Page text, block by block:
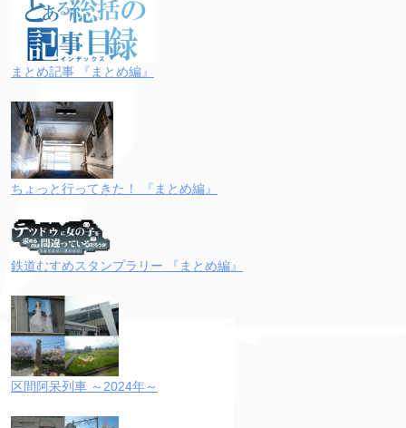
まとめ記事 『まとめ編』
ちょっと行ってきた！ 『まとめ編』
鉄道むすめスタンプラリー 『まとめ編』
区間阿呆列車 ～2024年～